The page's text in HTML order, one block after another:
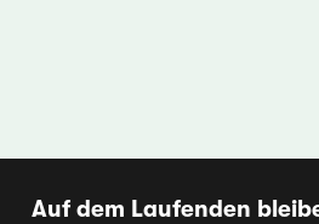
Auf dem Laufenden